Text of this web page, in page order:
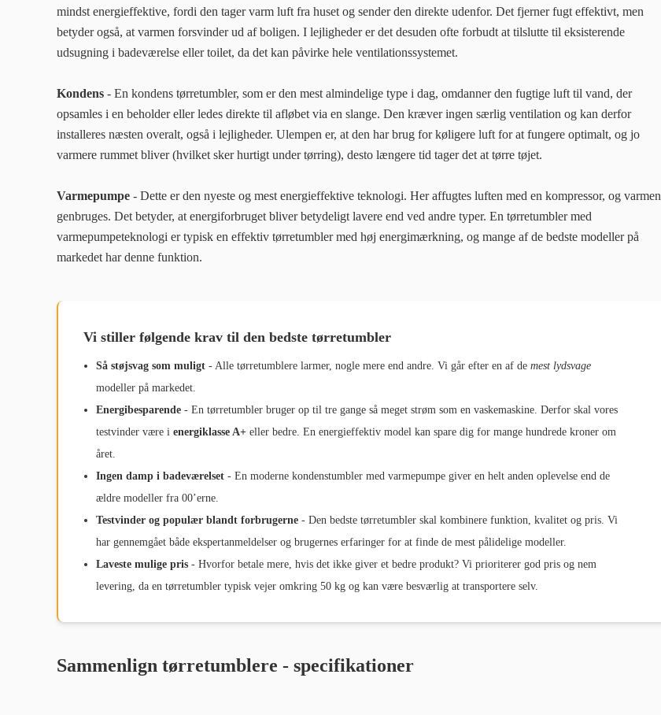
mindst energieffektive, fordi den tager varm luft fra huset og sender den direkte udenfor. Det fjerner fugt effektivt, men
betyder også, at varmen forsvinder ud af boligen. I lejligheder er det desuden ofte forbudt at tilslutte til eksisterende
udsugning i badeværelse eller toilet, da det kan påvirke hele ventilationssystemet.
Kondens - En kondens tørretumbler, som er den mest almindelige type i dag, omdanner den fugtige luft til vand, der
opsamles i en beholder eller ledes direkte til afløbet via en slange. Den kræver ingen særlig ventilation og kan derfor
installeres næsten overalt, også i lejligheder. Ulempen er, at den har brug for køligere luft for at fungere optimalt, og jo
varmere rummet bliver (hvilket sker hurtigt under tørring), desto længere tid tager det at tørre tøjet.
Varmepumpe - Dette er den nyeste og mest energieffektive teknologi. Her affugtes luften med en kompressor, og varmen
genbruges. Det betyder, at energiforbruget bliver betydeligt lavere end ved andre typer. En tørretumbler med
varmepumpeteknologi er typisk en effektiv tørretumbler med høj energimærkning, og mange af de bedste modeller på
markedet har denne funktion.
Vi stiller følgende krav til den bedste tørretumbler
Så støjsvag som muligt - Alle tørretumblere larmer, nogle mere end andre. Vi går efter en af de mest lydsvage
modeller på markedet.
Energibesparende - En tørretumbler bruger op til tre gange så meget strøm som en vaskemaskine. Derfor skal vores
testvinder være i energiklasse A+ eller bedre. En energieffektiv model kan spare dig for mange hundrede kroner om
året.
Ingen damp i badeværelset - En moderne kondenstumbler med varmepumpe giver en helt anden oplevelse end de
ældre modeller fra 00’erne.
Testvinder og populær blandt forbrugerne - Den bedste tørretumbler skal kombinere funktion, kvalitet og pris. Vi
har gennemgået både ekspertanmeldelser og brugernes erfaringer for at finde de mest pålidelige modeller.
Laveste mulige pris - Hvorfor betale mere, hvis det ikke giver et bedre produkt? Vi prioriterer god pris og nem
levering, da en tørretumbler typisk vejer omkring 50 kg og kan være besværlig at transportere selv.
Sammenlign tørretumblere - specifikationer